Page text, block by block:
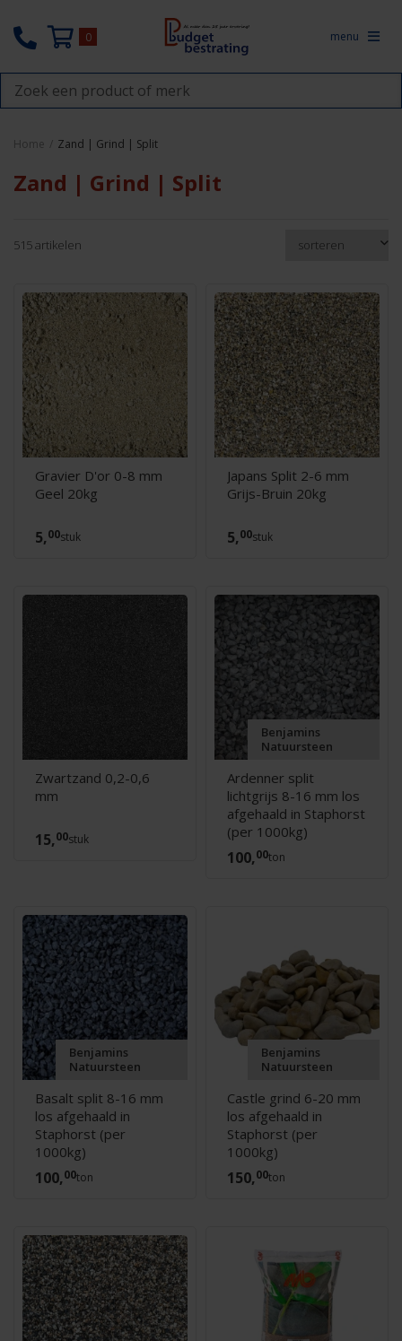
0 menu
Home Zand | Grind | Split
Zand | Grind | Split
515 artikelen
Gravier D'or 0-8 mm
Geel 20kg
5,00stuk
Japans Split 2-6 mm
Grijs-Bruin 20kg
5,00stuk
Zwartzand 0,2-0,6
mm
15,00stuk
Benjamins
Natuursteen
Ardenner split
lichtgrijs 8-16 mm los
afgehaald in Staphorst
(per 1000kg)
100,00ton
Benjamins
Natuursteen
Basalt split 8-16 mm
los afgehaald in
Staphorst (per
1000kg)
100,00ton
Benjamins
Natuursteen
Castle grind 6-20 mm
los afgehaald in
Staphorst (per
1000kg)
150,00ton